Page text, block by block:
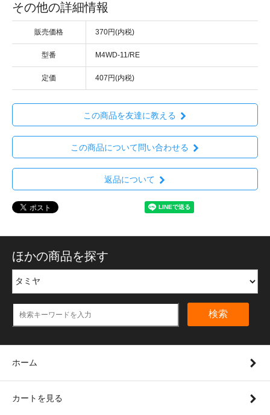
その他の詳細情報
販売価格 370円(内税)
型番 M4WD-11/RE
定価 407円(内税)
この商品を友達に教える
この商品について問い合わせる
返品について
ほかの商品を探す
検索
ホーム
カートを見る